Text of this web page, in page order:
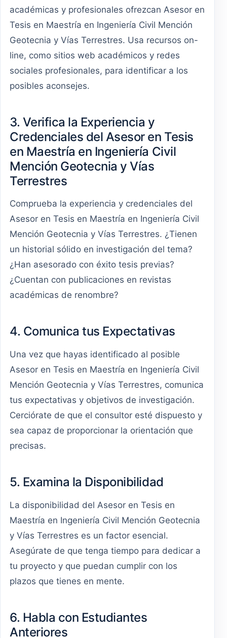
académicas y profesionales ofrezcan Asesor en
Tesis en Maestría en Ingeniería Civil Mención
Geotecnia y Vías Terrestres. Usa recursos on-
line, como sitios web académicos y redes
sociales profesionales, para identificar a los
posibles aconsejes.
3. Verifica la Experiencia y
Credenciales del Asesor en Tesis
en Maestría en Ingeniería Civil
Mención Geotecnia y Vías
Terrestres
Comprueba la experiencia y credenciales del
Asesor en Tesis en Maestría en Ingeniería Civil
Mención Geotecnia y Vías Terrestres. ¿Tienen
un historial sólido en investigación del tema?
¿Han asesorado con éxito tesis previas?
¿Cuentan con publicaciones en revistas
académicas de renombre?
4. Comunica tus Expectativas
Una vez que hayas identificado al posible
Asesor en Tesis en Maestría en Ingeniería Civil
Mención Geotecnia y Vías Terrestres, comunica
tus expectativas y objetivos de investigación.
Cerciórate de que el consultor esté dispuesto y
sea capaz de proporcionar la orientación que
precisas.
5. Examina la Disponibilidad
La disponibilidad del Asesor en Tesis en
Maestría en Ingeniería Civil Mención Geotecnia
y Vías Terrestres es un factor esencial.
Asegúrate de que tenga tiempo para dedicar a
tu proyecto y que puedan cumplir con los
plazos que tienes en mente.
6. Habla con Estudiantes
Anteriores